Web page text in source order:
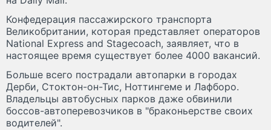
Конфедерация пассажирского транспорта
Великобритании, которая представляет операторов
National Express and Stagecoach, заявляет, что в
настоящее время существует более 4000 вакансий.
Больше всего пострадали автопарки в городах
Дерби, Стоктон-он-Тис, Ноттингеме и Лафборо.
Владельцы автобусных парков даже обвинили
боссов-автоперевозчиков в "браконьерстве своих
водителей".